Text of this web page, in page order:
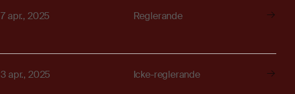
7 apr., 2025 Reglerande
3 apr., 2025 Icke-reglerande